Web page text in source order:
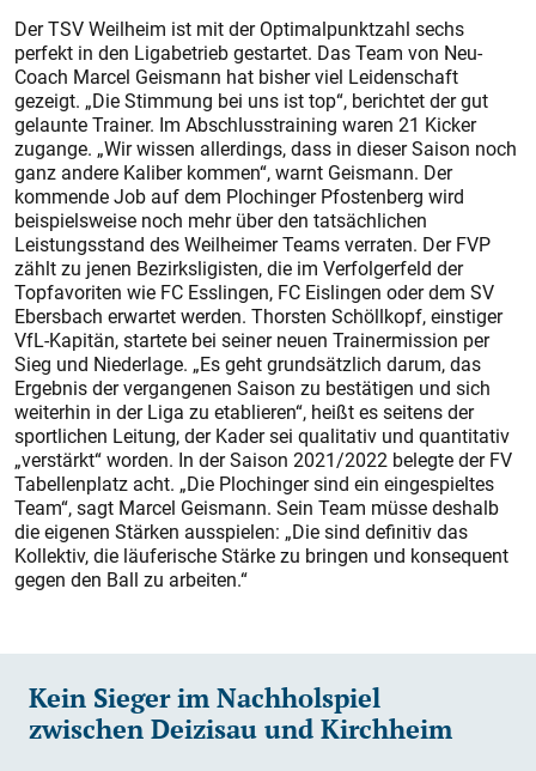
Der TSV Weilheim ist mit der Optimalpunktzahl sechs
perfekt in den Ligabetrieb gestartet. Das Team von Neu-
Coach Marcel Geismann hat bisher viel Leidenschaft
gezeigt. „Die Stimmung bei uns ist top“, berichtet der gut
gelaunte Trainer. Im Abschlusstraining waren 21 Kicker
zugange. „Wir wissen allerdings, dass in dieser Saison noch
ganz andere Kaliber kommen“, warnt Geismann. Der
kommende Job auf dem Plochinger Pfostenberg wird
beispielsweise noch mehr über den tatsächlichen
Leistungsstand des Weilheimer Teams verraten. Der FVP
zählt zu jenen Bezirksligisten, die im Verfolgerfeld der
Topfavoriten wie FC Esslingen, FC Eislingen oder dem SV
Ebersbach erwartet werden. Thorsten Schöllkopf, einstiger
VfL-Kapitän, startete bei seiner neuen Trainermission per
Sieg und Niederlage. „Es geht grundsätzlich darum, das
Ergebnis der vergangenen Saison zu bestätigen und sich
weiterhin in der Liga zu etablieren“, heißt es seitens der
sportlichen Leitung, der Kader sei qualitativ und quantitativ
„verstärkt“ worden. In der Saison 2021/2022 belegte der FV
Tabellenplatz acht. „Die Plochinger sind ein eingespieltes
Team“, sagt Marcel Geismann. Sein Team müsse deshalb
die eigenen Stärken ausspielen: „Die sind definitiv das
Kollektiv, die läuferische Stärke zu bringen und konsequent
gegen den Ball zu arbeiten.“
Kein Sieger im Nachholspiel
zwischen Deizisau und Kirchheim